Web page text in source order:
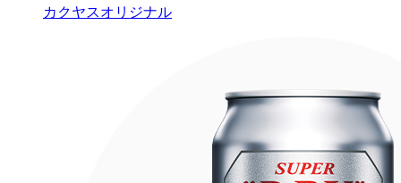
カクヤスオリジナル